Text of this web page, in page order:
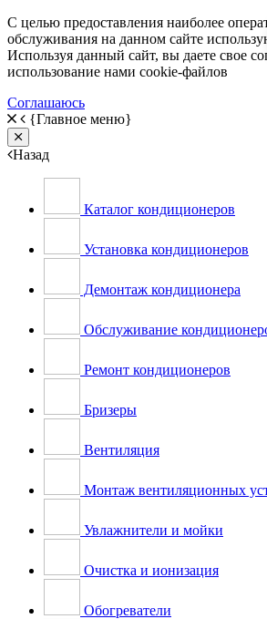
С целью предоставления наиболее
обслуживания на данном сайте
Используя данный сайт, вы даете свое
использование нами cookie-файлов
Соглашаюсь
{Главное меню}
Close
Назад
Каталог кондиционеров
Установка кондиционеров
Демонтаж кондиционера
Обслуживание
Ремонт кондиционеров
Бризеры
Вентиляция
Монтаж вентиляционных
Увлажнители и мойки
Очистка и ионизация
Обогреватели